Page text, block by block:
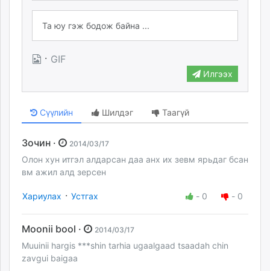
· GIF
Илгээх
Сүүлийн Шилдэг Таагүй
Зочин · 2014/03/17
Олон хун итгэл алдарсан даа анх их зевм ярьдаг бсан
вм ажил алд зерсен
Хариулах · Устгах - 0 - 0
Moonii bool · 2014/03/17
Muuinii hargis ***shin tarhia ugaalgaad tsaadah chin
zavgui baigaa